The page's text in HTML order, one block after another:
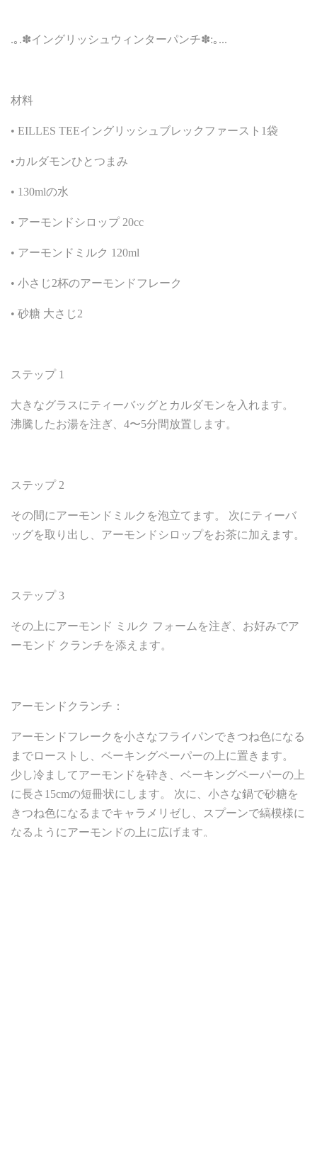
.｡.✽イングリッシュウィンターパンチ✽:｡...
材料
• EILLES TEEイングリッシュブレックファースト1袋
•カルダモンひとつまみ
• 130mlの水
• アーモンドシロップ 20cc
• アーモンドミルク 120ml
• 小さじ2杯のアーモンドフレーク
• 砂糖 大さじ2
ステップ 1
大きなグラスにティーバッグとカルダモンを入れます。
沸騰したお湯を注ぎ、4〜5分間放置します。
ステップ 2
その間にアーモンドミルクを泡立てます。 次にティーバ
ッグを取り出し、アーモンドシロップをお茶に加えます。
ステップ 3
その上にアーモンド ミルク フォームを注ぎ、お好みでア
ーモンド クランチを添えます。
アーモンドクランチ：
アーモンドフレークを小さなフライパンできつね色になる
までローストし、ベーキングペーパーの上に置きます。
少し冷ましてアーモンドを砕き、ベーキングペーパーの上
に長さ15cmの短冊状にします。 次に、小さな鍋で砂糖を
きつね色になるまでキャラメリゼし、スプーンで縞模様に
なるようにアーモンドの上に広げます。